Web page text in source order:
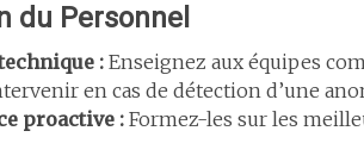
du Personnel
:Enseignez aux équipes
en cas de détection d’une
proactive : Formez-les sur les